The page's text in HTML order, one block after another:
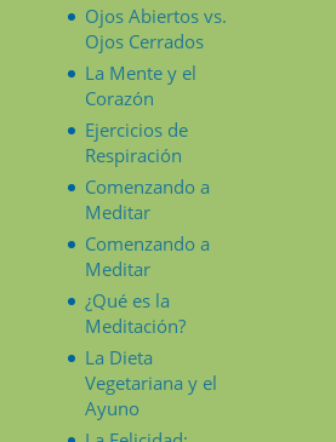
Ojos Abiertos vs.
Ojos Cerrados
La Mente y el
Corazón
Ejercicios de
Respiración
Comenzando a
Meditar
Comenzando a
Meditar
¿Qué es la
Meditación?
La Dieta
Vegetariana y el
Ayuno